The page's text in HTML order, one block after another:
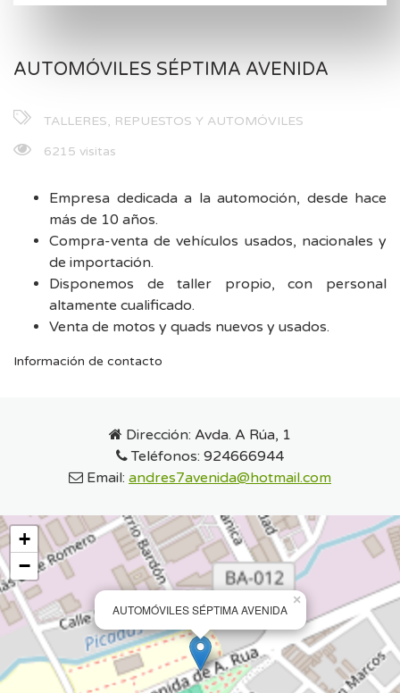
AUTOMÓVILES SÉPTIMA AVENIDA
TALLERES, REPUESTOS Y AUTOMÓVILES
6215 visitas
Empresa dedicada a la automoción, desde hace
más de 10 años.
Compra-venta de vehículos usados, nacionales y
de importación.
Disponemos de taller propio, con personal
altamente cualificado.
Venta de motos y quads nuevos y usados.
Información de contacto
Dirección: Avda. A Rúa, 1
Teléfonos: 924666944
Email: andres7avenida@hotmail.com
AUTOMÓVILES SÉPTIMA AVENIDA
×
+
−